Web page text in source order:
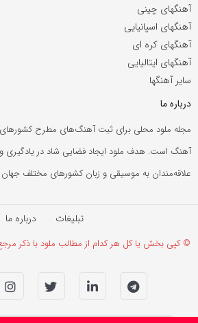
آهنگهای چینی
آهنگهای اسپانیایی
آهنگهای کره ای
آهنگهای ایتالیایی
سایر آهنگها
درباره ما
مجله ملود محلی برای ثبت آهنگ‌های مطرح
آهنگ است. هدف ملود ایجاد فضایی شاد در یادگیری
علاقه‌مندان به موسیقی و زبان کشورهای مختلف
تبلیغات درباره ما
© کپی بخش یا کل هر کدام از مطالب ملود با ذکر